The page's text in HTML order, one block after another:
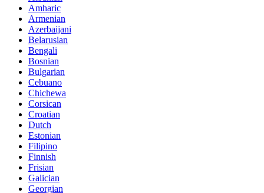
Amharic
Armenian
Azerbaijani
Belarusian
Bengali
Bosnian
Bulgarian
Cebuano
Chichewa
Corsican
Croatian
Dutch
Estonian
Filipino
Finnish
Frisian
Galician
Georgian